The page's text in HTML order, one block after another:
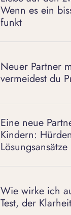
Wenn es ein
funkt
Neuer Partner
vermeidest du
Eine neue
Kindern:
Lösungsansätze
Wie wirke ich
Test, der